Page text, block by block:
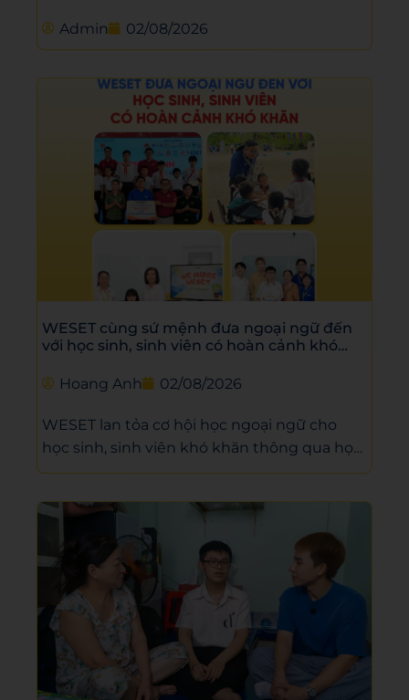
Admin 02/08/2026
WESET cùng sứ mệnh đưa ngoại ngữ đến
với học sinh, sinh viên có hoàn cảnh khó
Hoang Anh
02/08/2026
WESET lan tỏa cơ hội học ngoại ngữ cho
học sinh, sinh viên khó khăn thông qua học
bổng, thiện nguyện và các hoạt động cộng